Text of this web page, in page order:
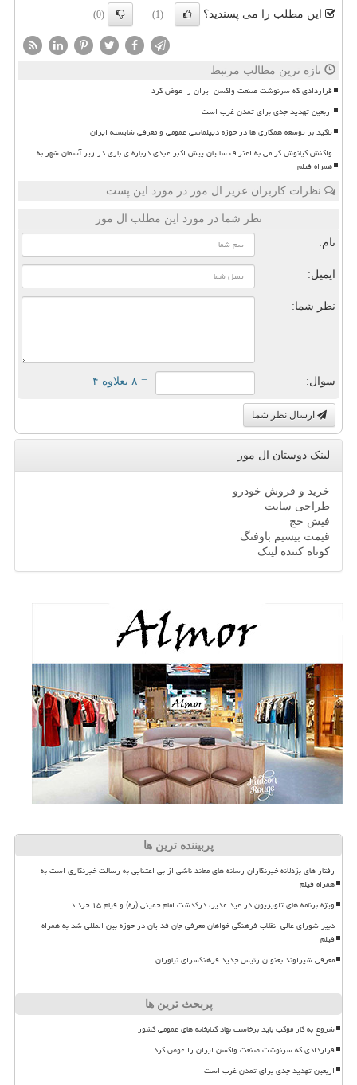
این مطلب را می پسندید؟ (1)
(0)
تازه ترین مطالب مرتبط
قراردادی که سرنوشت صنعت واکسن ایران را عوض کرد
اربعین تهدید جدی برای تمدن غرب است
تاکید بر توسعه همکاری ها در حوزه دیپلماسی عمومی و معرفی شایسته ایران
واکنش کیانوش گرامی به اعتراف سالیان پیش اکبر عبدی درباره ی بازی در زیر آسمان شهر به
همراه فیلم
نظرات کاربران عزیز ال مور در مورد این پست
نظر شما در مورد این مطلب ال مور
نام:
ایمیل:
نظر شما:
سوال: = ۸ بعلاوه ۴
ارسال نظر شما
لینک دوستان ال مور
خرید و فروش خودرو
طراحی سایت
فیش حج
قیمت بیسیم باوفنگ
کوتاه کننده لینک
پربیننده ترین ها
رفتار های بزدلانه خبرنگاران رسانه های معاند ناشی از بی اعتنایی به رسالت خبرنگاری است به
همراه فیلم
ویژه برنامه های تلویزیون در عید غدیر، درگذشت امام خمینی (ره) و قیام ۱۵ خرداد
دبیر شورای عالی انقلاب فرهنگی خواهان معرفی جان فدایان در حوزه بین المللی شد به همراه
فیلم
معرفی شیراوند بعنوان رئیس جدید فرهنگسرای نیاوران
پربحث ترین ها
شروع به کار موکب باید برخاست نهاد کتابخانه های عمومی کشور
قراردادی که سرنوشت صنعت واکسن ایران را عوض کرد
اربعین تهدید جدی برای تمدن غرب است